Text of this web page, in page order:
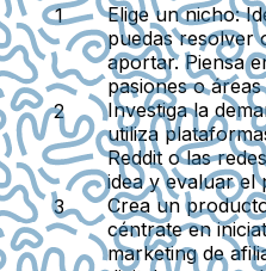
Elige un nicho:
puedas resolver
aportar. Piensa
pasiones o
Investiga la
utiliza
Reddit o las
idea y evaluar el
Crea un
céntrate en
marketing de